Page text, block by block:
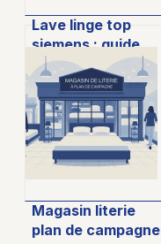
Lave linge top
siemens : guide
complet pour bien
choisir et acheter
Magasin literie
plan de campagne